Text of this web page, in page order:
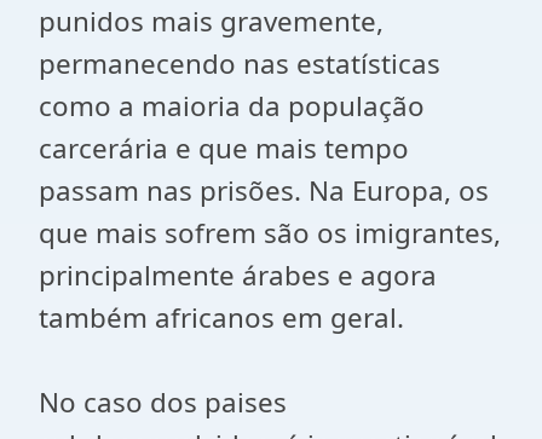
punidos mais gravemente,
permanecendo nas estatísticas
como a maioria da população
carcerária e que mais tempo
passam nas prisões. Na Europa, os
que mais sofrem são os imigrantes,
principalmente árabes e agora
também africanos em geral.
No caso dos paises